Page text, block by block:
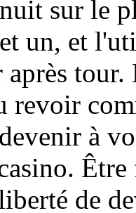
sur le
un, et
tour.
revoir
à
de